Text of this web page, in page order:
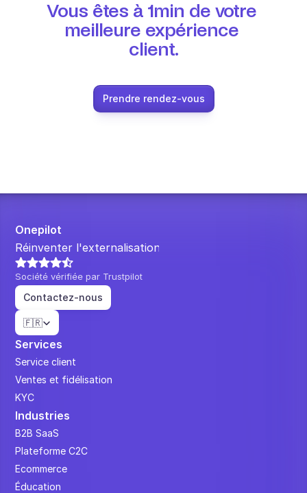
Vous êtes à 1min de votre
meilleure expérience
client.
Prendre rendez-vous
Onepilot
Réinventer l'externalisation.
Société vérifiée par Trustpilot
Contactez-nous
Select Language
🇫🇷
Services
Service client
Ventes et fidélisation
KYC
Industries
B2B SaaS
Plateforme C2C
Ecommerce
Éducation